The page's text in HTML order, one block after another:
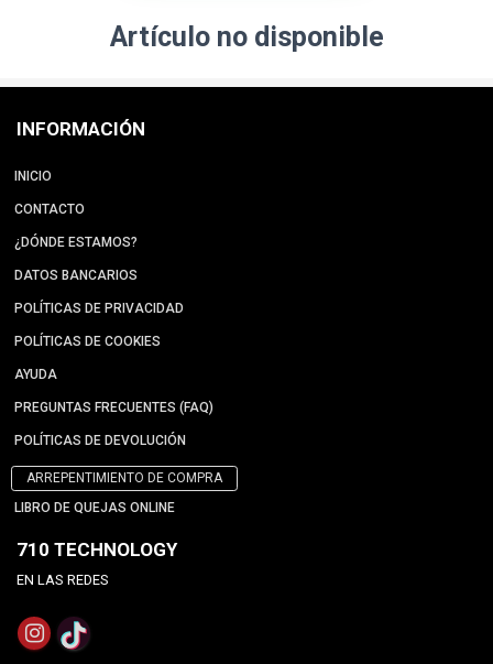
Artículo no disponible
INFORMACIÓN
INICIO
CONTACTO
¿DÓNDE ESTAMOS?
DATOS BANCARIOS
POLÍTICAS DE PRIVACIDAD
POLÍTICAS DE COOKIES
AYUDA
PREGUNTAS FRECUENTES (FAQ)
POLÍTICAS DE DEVOLUCIÓN
ARREPENTIMIENTO DE COMPRA
LIBRO DE QUEJAS ONLINE
710 TECHNOLOGY
EN LAS REDES